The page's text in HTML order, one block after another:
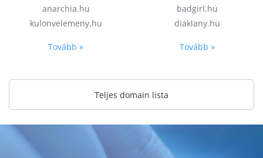
anarchia.hu
kulonvelemeny.hu
Tovább »
badgirl.hu
diaklany.hu
Tovább »
Teljes domain lista